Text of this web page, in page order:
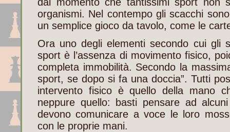
organismi. Nel contempo gli scacchi
un semplice gioco da tavolo, come le
Ora uno degli elementi secondo cui gli
sport è l’assenza di movimento fisico,
completa immobilità. Secondo la
sport, se dopo si fa una doccia”. Tutti
intervento fisico è quello della mano
neppure quello: basti pensare ad
devono comunicare a voce le loro
con le proprie mani.